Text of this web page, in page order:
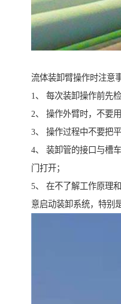
流体装卸臂操作时注意
1、 每次装卸操作前先
2、 操作外臂时，不要
3、 操作过程中不要把
4、 装卸管的接口与槽
门打开；
5、 在不了解工作原理
意启动装卸系统，特别